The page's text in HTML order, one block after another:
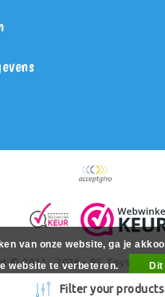
© 2011 - 2026 - PS Toys - All
RealizationPSToys.nl
Filter your products
van onze website, ga je
website te verbeteren.
Meer over cookies »